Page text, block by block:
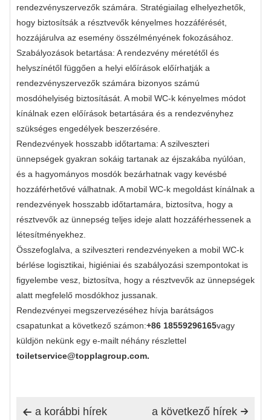
rendezvényszervezők számára. Stratégiailag elhelyezhetők,
hogy biztosítsák a résztvevők kényelmes hozzáférését,
hozzájárulva az esemény összélményének fokozásához.
Szabályozások betartása: A rendezvény méretétől és
helyszínétől függően a helyi előírások előírhatják a
rendezvényszervezők számára bizonyos számú
mosdóhelyiség biztosítását. A mobil WC-k kényelmes módot
kínálnak ezen előírások betartására és a rendezvényhez
szükséges engedélyek beszerzésére.
Rendezvények hosszabb időtartama: A szilveszteri
ünnepségek gyakran sokáig tartanak az éjszakába nyúlóan,
és a hagyományos mosdók bezárhatnak vagy kevésbé
hozzáférhetővé válhatnak. A mobil WC-k megoldást kínálnak a
rendezvények hosszabb időtartamára, biztosítva, hogy a
résztvevők az ünnepség teljes ideje alatt hozzáférhessenek a
létesítményekhez.
Összefoglalva, a szilveszteri rendezvényeken a mobil WC-k
bérlése logisztikai, higiéniai és szabályozási szempontokat is
figyelembe vesz, biztosítva, hogy a résztvevők az ünnepségek
alatt megfelelő mosdókhoz jussanak.
Rendezvényei megszervezéséhez hívja barátságos
csapatunkat a következő számon:+86 18559296165vagy
küldjön nekünk egy e-mailt néhány részlettel
toiletservice@topplagroup.com.
 a korábbi hírek 
a következő hírek